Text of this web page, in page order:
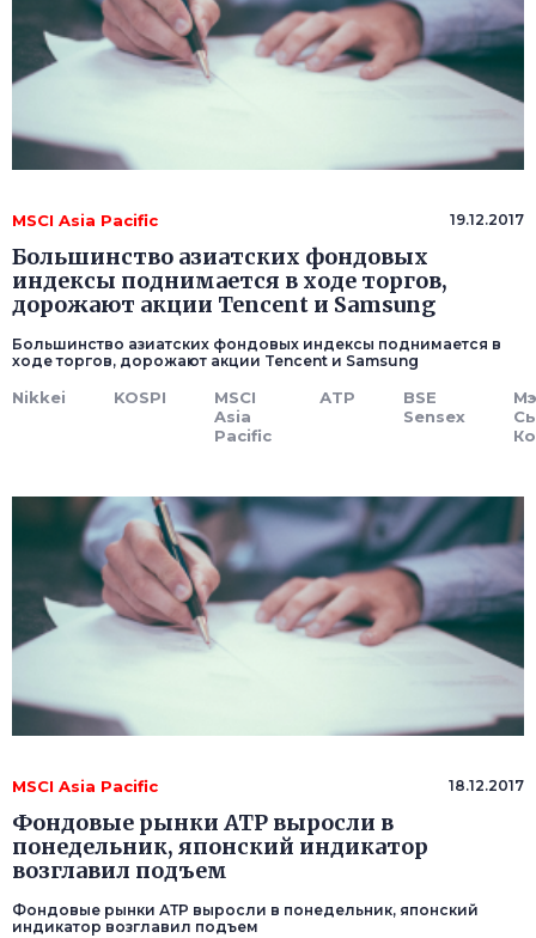
MSCI Asia Pacific 19.12.2017
Большинство азиатских фондовых
индексы поднимается в ходе торгов,
дорожают акции Tencent и Samsung
Большинство азиатских фондовых индексы поднимается в
ходе торгов, дорожают акции Tencent и Samsung
Nikkei KOSPI
MSCI
Asia
Pacific
АТР
BSE
Sensex
MSCI Asia Pacific 18.12.2017
Фондовые рынки АТР выросли в
понедельник, японский индикатор
возглавил подъем
Фондовые рынки АТР выросли в понедельник, японский
индикатор возглавил подъем